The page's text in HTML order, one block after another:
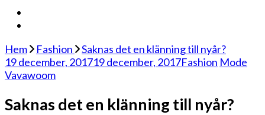
Hem Fashion
Saknas det en klänning till nyår?
19 december, 201719 december, 2017Fashion Mode
Vavawoom
Saknas det en klänning till nyår?